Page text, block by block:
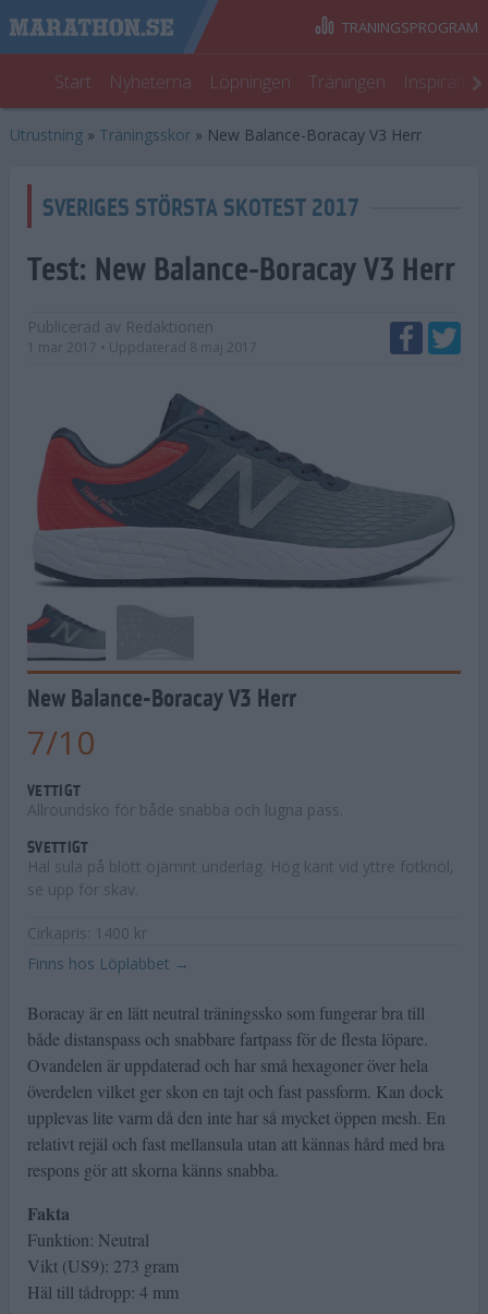
Start Nyheterna Löpningen Träningen
TRÄNINGSPROGRAM
Utrustning » Träningsskor » New Balance-Boracay V3 Herr
SVERIGES STÖRSTA SKOTEST 2017
Test: New Balance-Boracay V3 Herr
Publicerad av Redaktionen
1 mar 2017 • Uppdaterad 8 maj 2017
New Balance-Boracay V3 Herr
7/10
VETTIGT
Allroundsko för både snabba och lugna pass.
SVETTIGT
Hal sula på blött ojämnt underlag. Hög kant vid yttre fotknöl,
se upp för skav.
Cirkapris: 1400 kr
Finns hos Löplabbet →
Boracay är en lätt neutral träningssko som fungerar bra till
både distanspass och snabbare fartpass för de flesta löpare.
Ovandelen är uppdaterad och har små hexagoner över hela
överdelen vilket ger skon en tajt och fast passform. Kan dock
upplevas lite varm då den inte har så mycket öppen mesh. En
relativt rejäl och fast mellansula utan att kännas hård med bra
respons gör att skorna känns snabba.
Fakta
Funktion: Neutral
Vikt (US9): 273 gram
Häl till tådropp: 4 mm